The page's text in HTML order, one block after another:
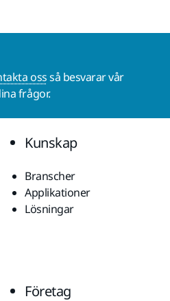
ossså besvarar vår
frågor.
Kunskap
Branscher
Applikationer
Lösningar
Företag